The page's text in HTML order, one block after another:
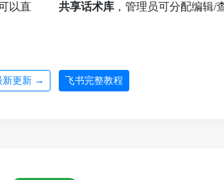
以直
共享话术库 ，管理员可分配编辑/
新更新 → 飞书完整教程